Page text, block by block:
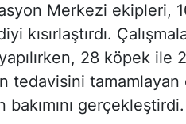
Merkezi ekipleri,
kısırlaştırdı.
28 köpek
tedavisini
gerçekleştirdi.